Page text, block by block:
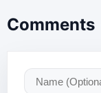
Comments